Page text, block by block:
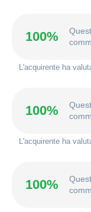
100%
L'acquirente ha
100%
L'acquirente ha
100%